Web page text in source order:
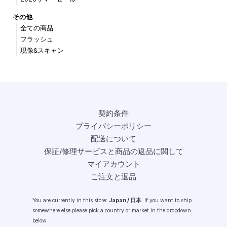
その他
全ての商品
フラッシュ
現像&スキャン
契約条件
プライバシーポリシー
配送について
保証/修理サービスと商品の返品に関して
マイアカウント
ご注文と返品
You are currently in this store: Japan / 日本. If you want to ship
somewhere else please pick a country or market in the dropdown
below.